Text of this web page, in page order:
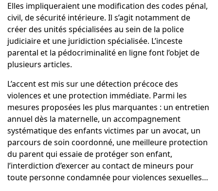
Elles impliqueraient une modification des codes pénal,
civil, de sécurité intérieure. Il s’agit notamment de
créer des unités spécialisées au sein de la police
judiciaire et une juridiction spécialisée. L’inceste
parental et la pédocriminalité en ligne font l’objet de
plusieurs articles.
L’accent est mis sur une détection précoce des
violences et une protection immédiate. Parmi les
mesures proposées les plus marquantes : un entretien
annuel dès la maternelle, un accompagnement
systématique des enfants victimes par un avocat, un
parcours de soin coordonné, une meilleure protection
du parent qui essaie de protéger son enfant,
l’interdiction d’exercer au contact de mineurs pour
toute personne condamnée pour violences sexuelles…